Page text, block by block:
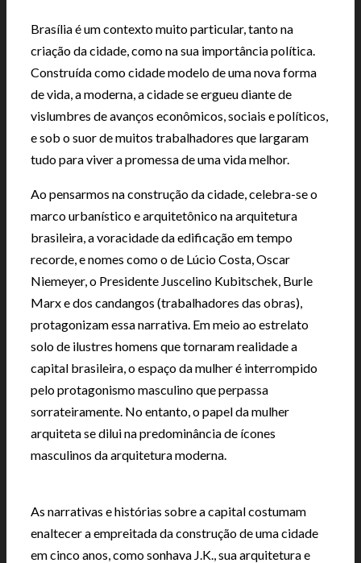
Brasília é um contexto muito particular, tanto na
criação da cidade, como na sua importância política.
Construída como cidade modelo de uma nova forma
de vida, a moderna, a cidade se ergueu diante de
vislumbres de avanços econômicos, sociais e políticos,
e sob o suor de muitos trabalhadores que largaram
tudo para viver a promessa de uma vida melhor.
Ao pensarmos na construção da cidade, celebra-se o
marco urbanístico e arquitetônico na arquitetura
brasileira, a voracidade da edificação em tempo
recorde, e nomes como o de Lúcio Costa, Oscar
Niemeyer, o Presidente Juscelino Kubitschek, Burle
Marx e dos candangos (trabalhadores das obras),
protagonizam essa narrativa. Em meio ao estrelato
solo de ilustres homens que tornaram realidade a
capital brasileira, o espaço da mulher é interrompido
pelo protagonismo masculino que perpassa
sorrateiramente. No entanto, o papel da mulher
arquiteta se dilui na predominância de ícones
masculinos da arquitetura moderna.
As narrativas e histórias sobre a capital costumam
enaltecer a empreitada da construção de uma cidade
em cinco anos, como sonhava J.K., sua arquitetura e